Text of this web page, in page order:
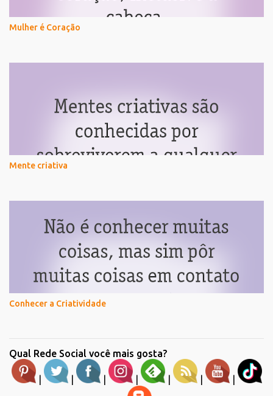
Mulher é Coração
Mente criativa
Conhecer a Criatividade
Qual Rede Social você mais gosta?
| | | | | | |